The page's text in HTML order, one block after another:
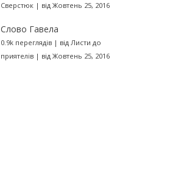
Сверстюк| від Жовтень 25, 2016
Слово Гавела
0.9k переглядів| від Листи до
приятелів| від Жовтень 25, 2016